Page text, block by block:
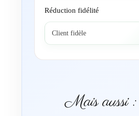
Réduction fidélité
Client fidèle
Mais aussi